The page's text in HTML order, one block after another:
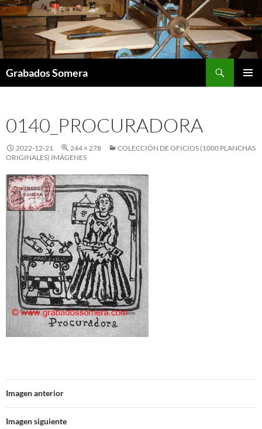
Saltar
al
contenido
Grabados Somera
0140_PROCURADORA
2022-12-21 244 × 278
COLECCIÓN DE OFICIOS (1000 PLANCHAS
ORIGINALES) IMÁGENES
Imagen anterior
Imagen siguiente